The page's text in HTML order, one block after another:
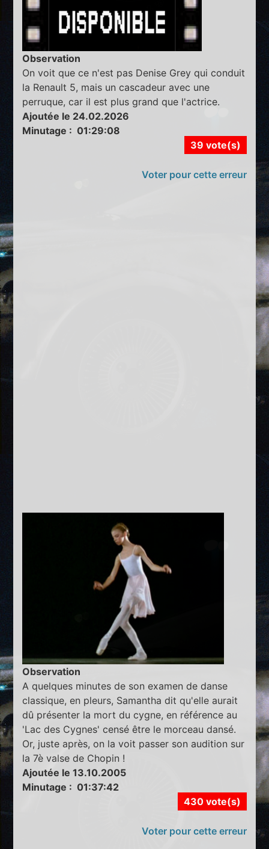
Observation
On voit que ce n'est pas Denise Grey qui conduit
la Renault 5, mais un cascadeur avec une
perruque, car il est plus grand que l'actrice.
Ajoutée le 24.02.2026
Minutage : 01:29:08
39 vote(s)
Voter pour cette erreur
Observation
A quelques minutes de son examen de danse
classique, en pleurs, Samantha dit qu'elle aurait
dû présenter la mort du cygne, en référence au
'Lac des Cygnes' censé être le morceau dansé.
Or, juste après, on la voit passer son audition sur
la 7è valse de Chopin !
Ajoutée le 13.10.2005
Minutage : 01:37:42
430 vote(s)
Voter pour cette erreur